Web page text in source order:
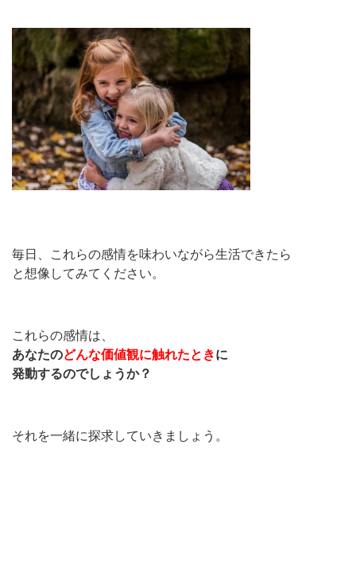
毎日、これらの感情を味わいながら生活できたら
と想像してみてください。
これらの感情は、
あなたのどんな価値観に触れたときに
発動するのでしょうか？
それを一緒に探求していきましょう。